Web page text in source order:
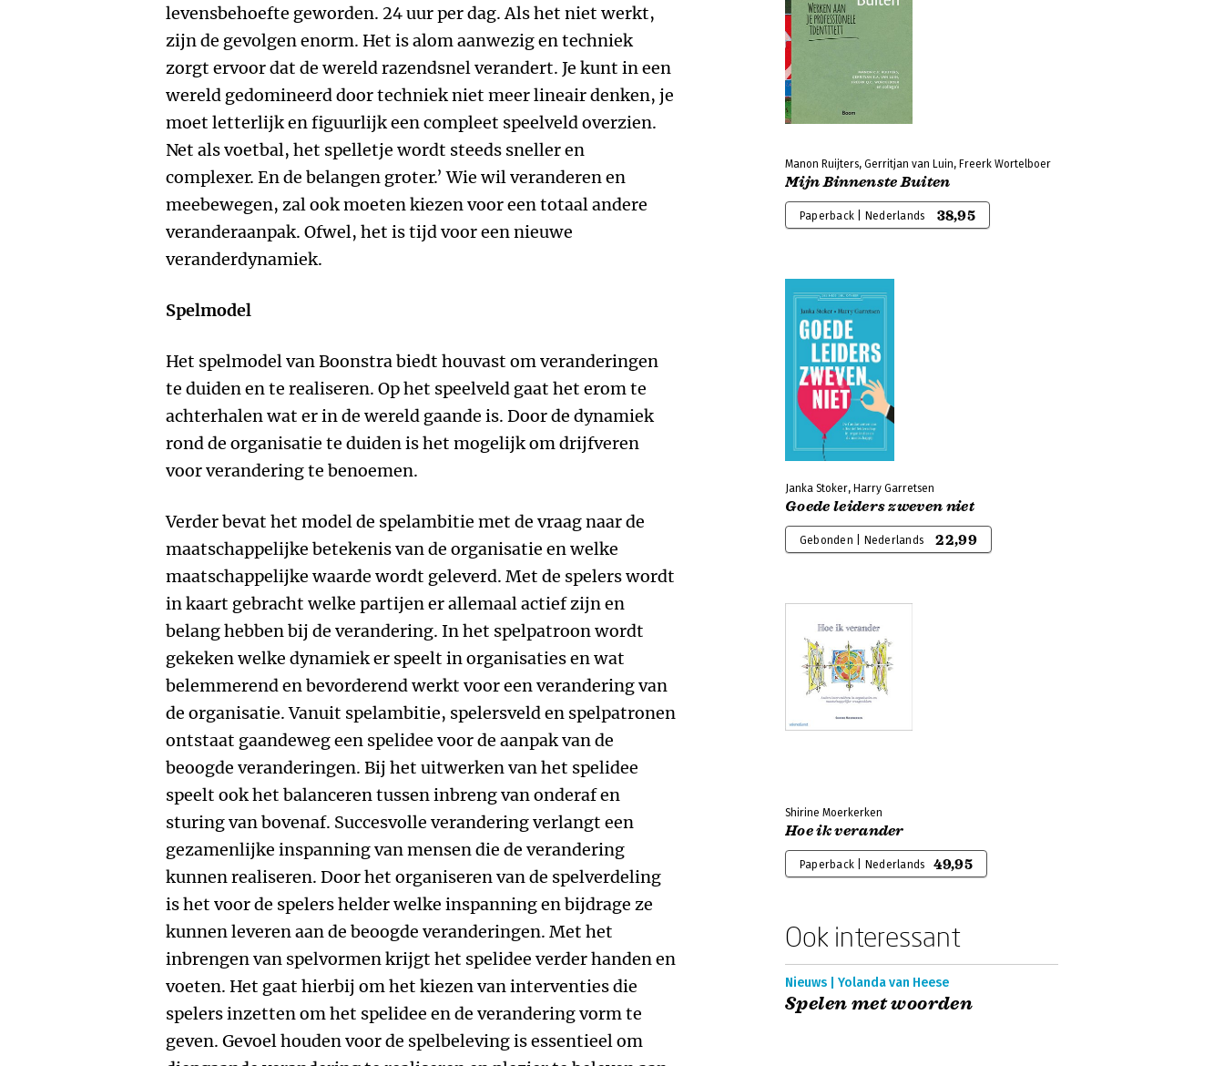
levensbehoefte geworden. 24 uur per dag. Als het niet werkt,
zijn de gevolgen enorm. Het is alom aanwezig en techniek
zorgt ervoor dat de wereld razendsnel verandert. Je kunt in een
wereld gedomineerd door techniek niet meer lineair denken, je
moet letterlijk en figuurlijk een compleet speelveld overzien.
Net als voetbal, het spelletje wordt steeds sneller en
complexer. En de belangen groter.’ Wie wil veranderen en
meebewegen, zal ook moeten kiezen voor een totaal andere
veranderaanpak. Ofwel, het is tijd voor een nieuwe
veranderdynamiek.
Spelmodel
Het spelmodel van Boonstra biedt houvast om veranderingen
te duiden en te realiseren. Op het speelveld gaat het erom te
achterhalen wat er in de wereld gaande is. Door de dynamiek
rond de organisatie te duiden is het mogelijk om drijfveren
voor verandering te benoemen.
Verder bevat het model de spelambitie met de vraag naar de
maatschappelijke betekenis van de organisatie en welke
maatschappelijke waarde wordt geleverd. Met de spelers wordt
in kaart gebracht welke partijen er allemaal actief zijn en
belang hebben bij de verandering. In het spelpatroon wordt
gekeken welke dynamiek er speelt in organisaties en wat
belemmerend en bevorderend werkt voor een verandering van
de organisatie. Vanuit spelambitie, spelersveld en spelpatronen
ontstaat gaandeweg een spelidee voor de aanpak van de
beoogde veranderingen. Bij het uitwerken van het spelidee
speelt ook het balanceren tussen inbreng van onderaf en
sturing van bovenaf. Succesvolle verandering verlangt een
gezamenlijke inspanning van mensen die de verandering
kunnen realiseren. Door het organiseren van de spelverdeling
is het voor de spelers helder welke inspanning en bijdrage ze
kunnen leveren aan de beoogde veranderingen. Met het
inbrengen van spelvormen krijgt het spelidee verder handen en
voeten. Het gaat hierbij om het kiezen van interventies die
spelers inzetten om het spelidee en de verandering vorm te
geven. Gevoel houden voor de spelbeleving is essentieel om
Manon Ruijters, Gerritjan van Luin, Freerk Wortelboer
Mijn Binnenste Buiten
Paperback | Nederlands 38,95
Janka Stoker, Harry Garretsen
Goede leiders zweven niet
Gebonden | Nederlands 22,99
Shirine Moerkerken
Hoe ik verander
Paperback | Nederlands 49,95
Ook interessant
Nieuws | Yolanda van Heese
Spelen met woorden